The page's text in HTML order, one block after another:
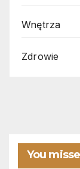
Wnętrza
Zdrowie
You